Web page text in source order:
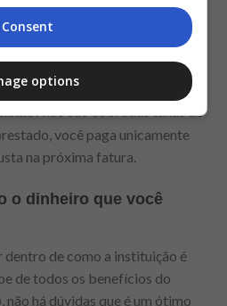
pois caso você já for cliente
instante na sua conta e se
pode demorar apenas algumas
não são cobradas taxas de
você paga unicamente
na próxima fatura.
o dinheiro que você
dentro de como a instituição é
de todos os benefícios do
, não há dúvidas que é um ótimo
Consent
options